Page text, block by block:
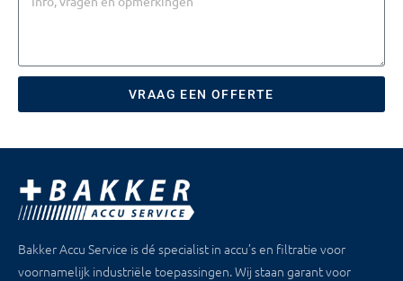
VRAAG EEN OFFERTE
Bakker Accu Service is dé specialist in accu’s en filtratie voor
voornamelijk industriële toepassingen. Wij staan garant voor